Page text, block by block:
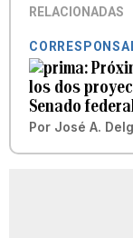
RELACIONADAS
los dos
Senado
Por José A.